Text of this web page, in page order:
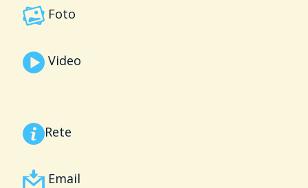
Foto
Video
Rete
Email